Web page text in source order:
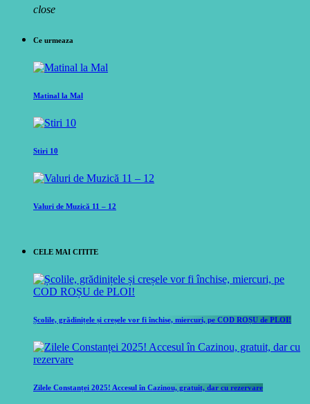
close
Ce urmeaza
Matinal la Mal
Stiri 10
Valuri de Muzică 11 – 12
CELE MAI CITITE
Școlile, grădinițele și creșele vor fi închise, miercuri, pe COD ROȘU de PLOI!
Zilele Constanței 2025! Accesul în Cazinou, gratuit, dar cu rezervare